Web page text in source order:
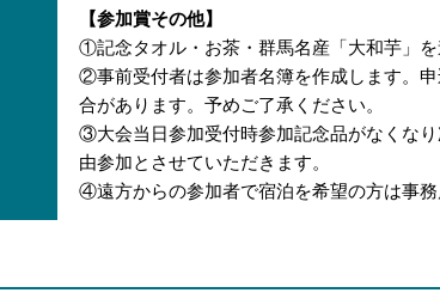
【参加賞その他】
①記念タオル・お茶・群馬名産「大和芋」を
②事前受付者は参加者名簿を作成します。
合があります。予めご了承ください。
③大会当日参加受付時参加記念品がなくな
由参加とさせていただきます。
④遠方からの参加者で宿泊を希望の方は事務